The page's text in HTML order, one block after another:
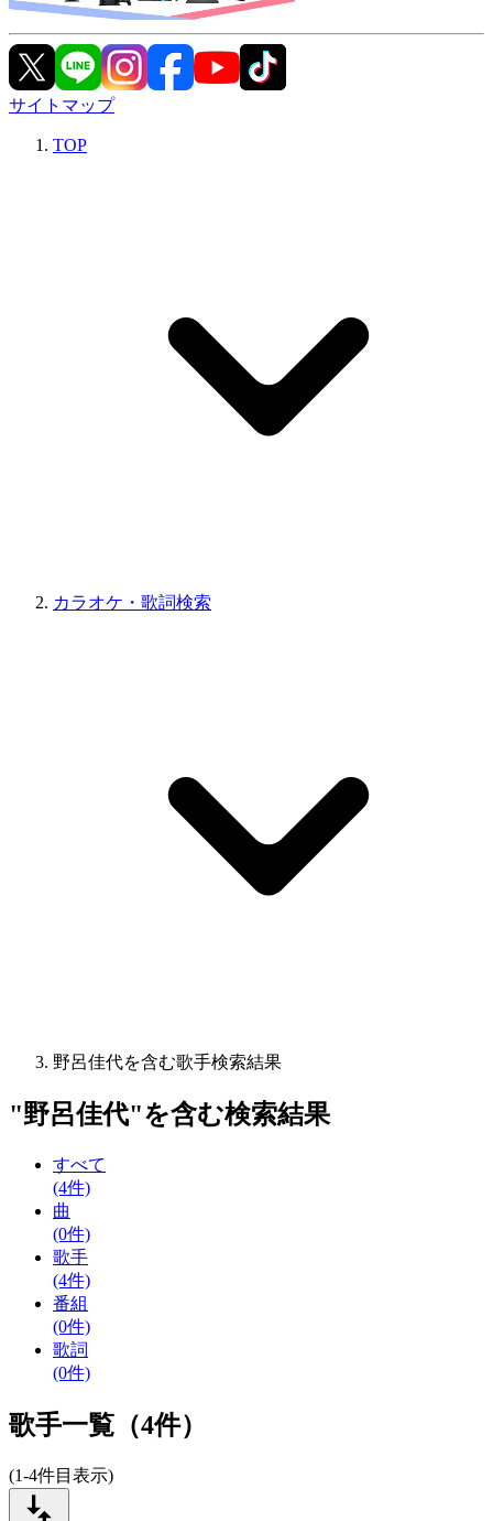
サイトマップ
TOP
カラオケ・歌詞検索
野呂佳代を含む歌手検索結果
"野呂佳代"を含む検索結果
すべて
(4件)
曲
(0件)
歌手
(4件)
番組
(0件)
歌詞
(0件)
歌手一覧（4件）
(1-4件目表示)